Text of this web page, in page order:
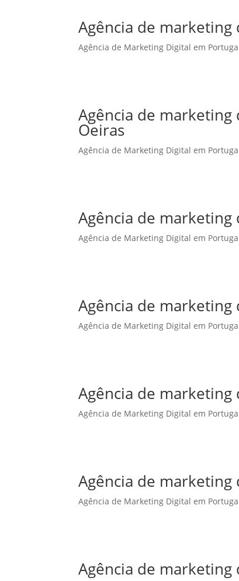
Agência de
Agência de Marketing Digital em
Agência de
Oeiras
Agência de Marketing Digital em
Agência de
Agência de Marketing Digital em
Agência de
Agência de Marketing Digital em
Agência de
Agência de Marketing Digital em
Agência de
Agência de Marketing Digital em
Agência de